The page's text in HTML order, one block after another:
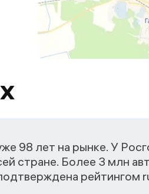
98 лет на рынке. У
стране. Более 3 млн
рейтингом